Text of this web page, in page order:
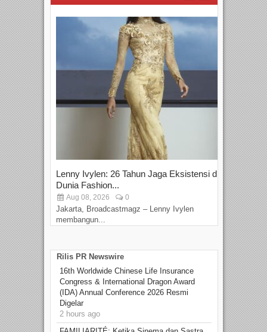
Lenny Ivylen: 26 Tahun Jaga Eksistensi di
Dunia Fashion...
Aug 08, 2026 0
Jakarta, Broadcastmagz – Lenny Ivylen
membangun...
Rilis PR Newswire
16th Worldwide Chinese Life Insurance
Congress & International Dragon Award
(IDA) Annual Conference 2026 Resmi
Digelar
2 hours ago